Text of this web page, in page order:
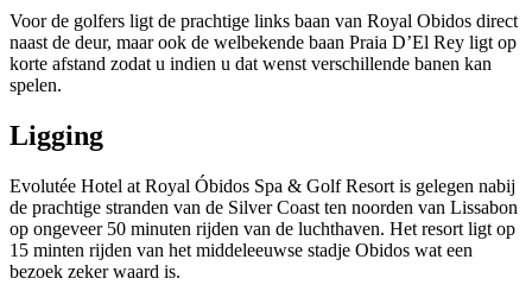
Voor de golfers ligt de prachtige links baan van Royal Obidos direct
naast de deur, maar ook de welbekende baan Praia D’El Rey ligt op
korte afstand zodat u indien u dat wenst verschillende banen kan
spelen.
Ligging
Evolutée Hotel at Royal Óbidos Spa & Golf Resort is gelegen nabij
de prachtige stranden van de Silver Coast ten noorden van Lissabon
op ongeveer 50 minuten rijden van de luchthaven. Het resort ligt op
15 minten rijden van het middeleeuwse stadje Obidos wat een
bezoek zeker waard is.